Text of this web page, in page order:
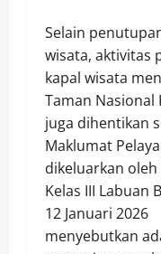
Selain
wisata, aktivitas
kapal wisata
Taman Nasional
juga dihentikan
Maklumat
dikeluarkan oleh
Kelas III Labuan
12 Januari 2026
menyebutkan